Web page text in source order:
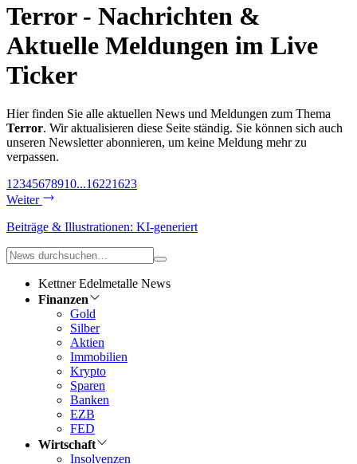
Terror - Nachrichten &
Aktuelle Meldungen im Live
Ticker
Hier finden Sie alle aktuellen News und Meldungen zum Thema
Terror. Wir aktualisieren diese Seite ständig. Sie können sich auch
unseren Newsletter abonnieren, um keine Meldung mehr zu
verpassen.
1 2345678910...16221623
Weiter
Beiträge & Illustrationen: KI-generiert
Kettner Edelmetalle News
Finanzen
Gold
Silber
Aktien
Immobilien
Krypto
Sparen
Banken
EZB
FED
Wirtschaft
Insolvenzen